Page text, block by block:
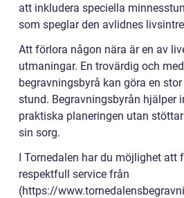
att inkludera speciella
som speglar den avlidnes
Att förlora någon nära är en av
utmaningar. En trovärdig och
begravningsbyrå kan göra en
stund. Begravningsbyrån hjälper
praktiska planeringen utan
sin sorg.
I Tornedalen har du möjlighet att
respektfull service från
(https://